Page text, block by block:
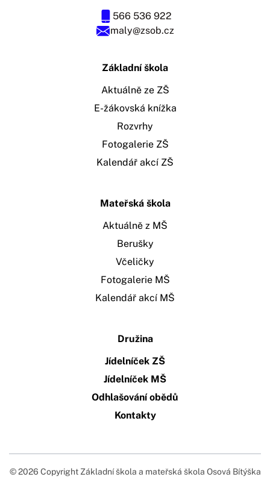
maly@zsob.cz
566 536 922
Základní škola
Aktuálně ze ZŠ
E-žákovská knížka
Rozvrhy
Fotogalerie ZŠ
Kalendář akcí ZŠ
Mateřská škola
Aktuálně z MŠ
Berušky
Včeličky
Fotogalerie MŠ
Kalendář akcí MŠ
Družina
Jídelníček ZŠ
Jídelníček MŠ
Odhlašování obědů
Kontakty
© 2026 Copyright Základní škola a mateřská škola Osová Bítýška